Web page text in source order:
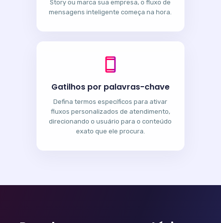
Story ou marca sua empresa, o fluxo de
mensagens inteligente começa na hora.
Gatilhos por palavras-chave
Defina termos específicos para ativar
fluxos personalizados de atendimento,
direcionando o usuário para o conteúdo
exato que ele procura.